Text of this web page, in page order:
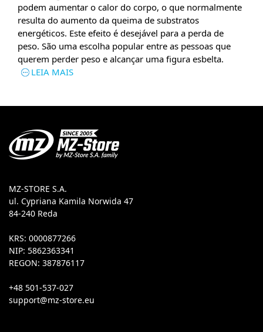
podem aumentar o calor do corpo, o que normalmente
resulta do aumento da queima de substratos
energéticos. Este efeito é desejável para a perda de
peso. São uma escolha popular entre as pessoas que
querem perder peso e alcançar uma figura esbelta.
LEIA MAIS
MZ-STORE S.A.
ul. Cypriana Kamila Norwida 47
84-240 Reda
KRS: 0000877266
NIP: 5862363341
REGON: 387876117
+48 501-537-027